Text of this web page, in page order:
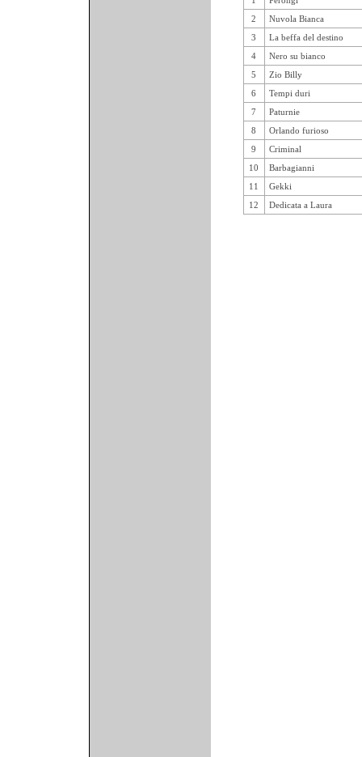
2
Nuvola Bianca
3
La beffa del destino
4
Nero su bianco
5
Zio Billy
6
Tempi duri
7
Paturnie
8
Orlando furioso
9
Criminal
10
Barbagianni
11
Gekki
12
Dedicata a Laura